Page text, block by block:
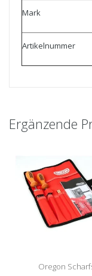
Mark
Artikelnummer
Ergänzende
Oregon